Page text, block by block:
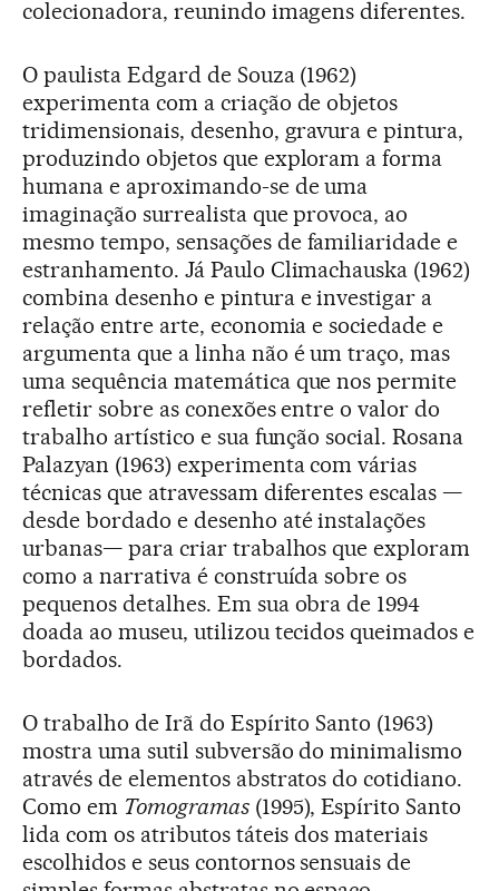
colecionadora, reunindo imagens diferentes.
O paulista Edgard de Souza (1962)
experimenta com a criação de objetos
tridimensionais, desenho, gravura e pintura,
produzindo objetos que exploram a forma
humana e aproximando-se de uma
imaginação surrealista que provoca, ao
mesmo tempo, sensações de familiaridade e
estranhamento. Já Paulo Climachauska (1962)
combina desenho e pintura e investigar a
relação entre arte, economia e sociedade e
argumenta que a linha não é um traço, mas
uma sequência matemática que nos permite
refletir sobre as conexões entre o valor do
trabalho artístico e sua função social. Rosana
Palazyan (1963) experimenta com várias
técnicas que atravessam diferentes escalas —
desde bordado e desenho até instalações
urbanas— para criar trabalhos que exploram
como a narrativa é construída sobre os
pequenos detalhes. Em sua obra de 1994
doada ao museu, utilizou tecidos queimados e
bordados.
O trabalho de Irã do Espírito Santo (1963)
mostra uma sutil subversão do minimalismo
através de elementos abstratos do cotidiano.
Como em Tomogramas(1995), Espírito Santo
lida com os atributos táteis dos materiais
escolhidos e seus contornos sensuais de